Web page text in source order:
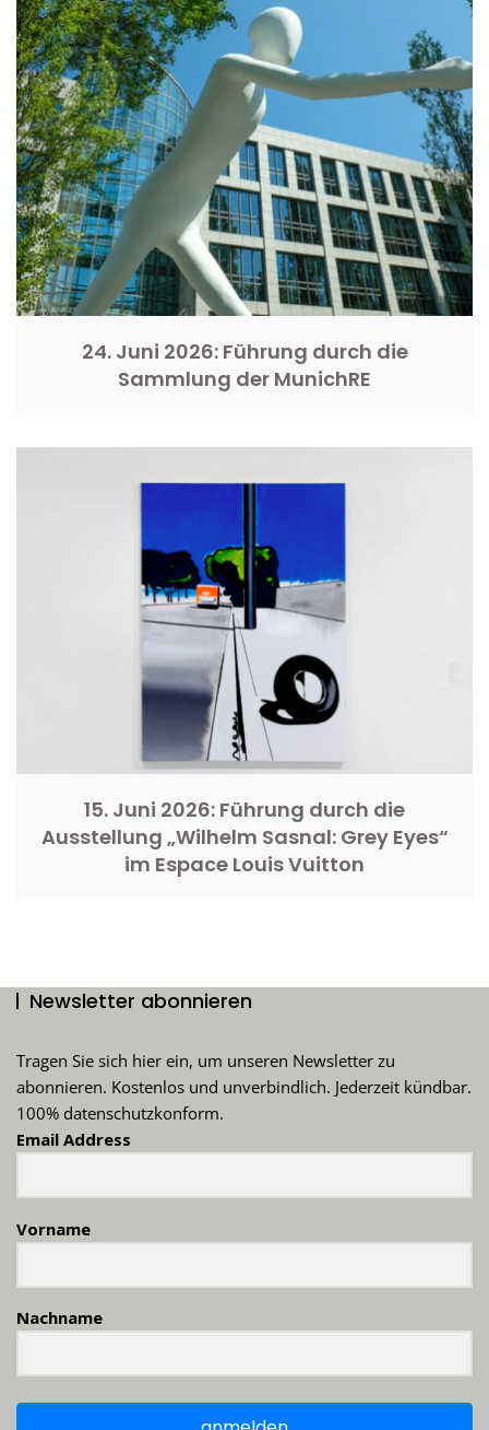
24. Juni 2026: Führung durch die
Sammlung der MunichRE
15. Juni 2026: Führung durch die
Ausstellung „Wilhelm Sasnal: Grey Eyes“
im Espace Louis Vuitton
Newsletter abonnieren
Tragen Sie sich hier ein, um unseren Newsletter zu
abonnieren. Kostenlos und unverbindlich. Jederzeit kündbar.
100% datenschutzkonform.
Email Address
Vorname
Nachname